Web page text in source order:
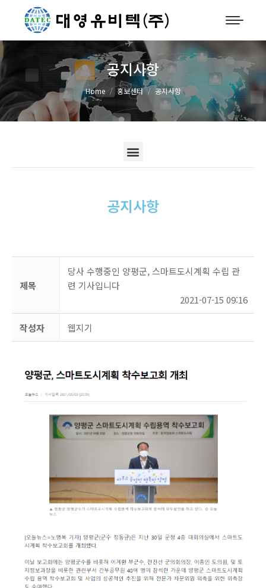
공지사항
You are here:
Home 홍보센터 공지사항
공지사항
제목
당사 수행중인 양평군, 스마트도시계획 수립 관
련 기사입니다
2021-07-15 09:16
작성자 웹지기